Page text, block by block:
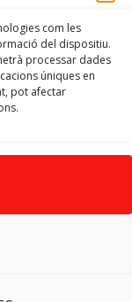
com les
del dispositiu.
processar dades
úniques en
pot afectar